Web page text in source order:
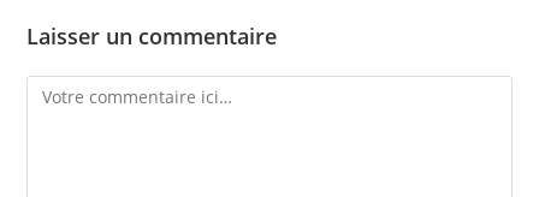
Laisser un commentaire